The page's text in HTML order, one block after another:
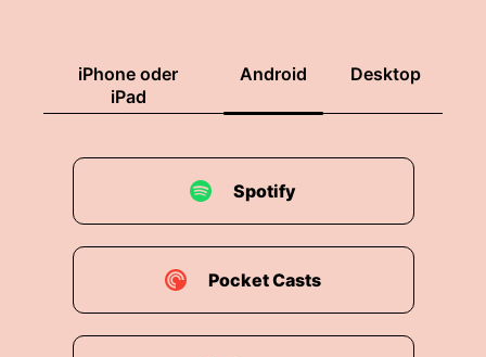
iPhone oder
iPad
Android Desktop
Spotify
Pocket Casts